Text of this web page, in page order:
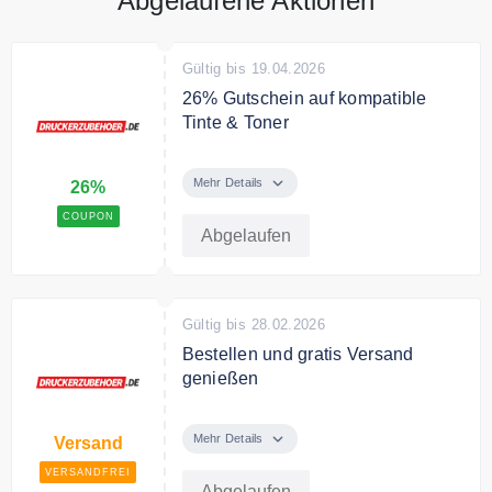
26%
COUPON
Gültig bis 19.04.2026
26% Gutschein auf kompatible
Tinte & Toner
Rabatt auf Tinte & Toner
Mindestbestellwert von 29,99€
Mehr Details
Abgelaufen
Versand
VERSANDFREI
Gültig bis 28.02.2026
Bestellen und gratis Versand
genießen
Bestellung ab 60€
Mehr Details